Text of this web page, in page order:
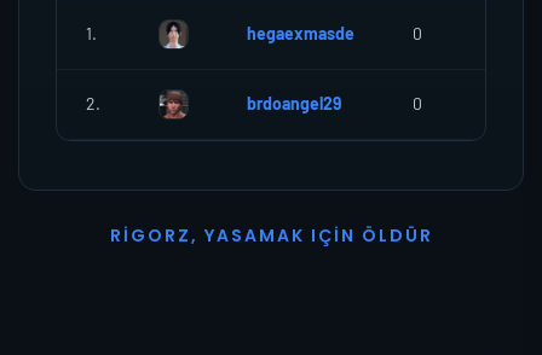
1. hegaexmasde 0
2. brdoangel29 0
R I G O R Z, YASAMAK I ÇI N Ö L D Ü R